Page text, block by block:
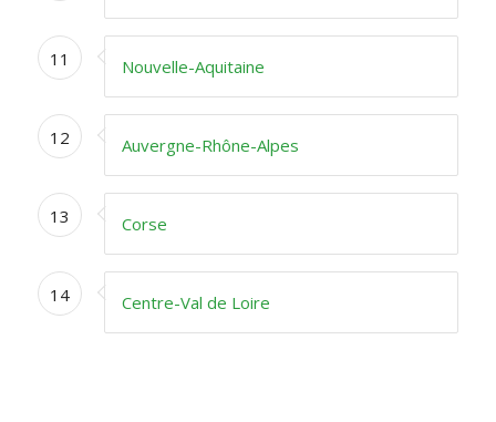
11 Nouvelle-Aquitaine
12 Auvergne-Rhône-Alpes
13 Corse
14 Centre-Val de Loire